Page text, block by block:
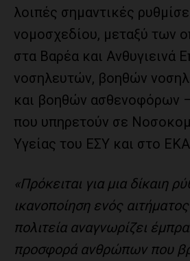
λοιπές σημαντικές
νομοσχεδίου, μεταξύ των
στα Βαρέα και Ανθυγιεινά
νοσηλευτών, βοηθών
και βοηθών ασθενοφόρων
που υπηρετούν σε
Υγείας του ΕΣΥ και στο
«Πρόκειται για μια δίκαιη
ικανοποίηση ενός
πολιτεία αναγνωρίζει
προσφορά ανθρώπων που